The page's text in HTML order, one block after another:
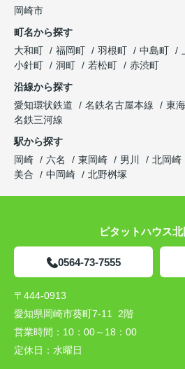
岡崎市
町名から探す
大和町
福岡町 羽根町 中島町
小針町
洞町 若松町
赤渋町
沿線から探す
愛知環状鉄道
名鉄名古屋本線 東
名鉄三河線
駅から探す
岡崎
六名 東岡崎 男川 北岡崎
美合
中岡崎 北野桝塚
ピタットハウス
0564-73-7555
〒444-0913
愛知県岡崎市葵町7-11 2階
営業時間： 10：00～18：00
定休日： 水曜日